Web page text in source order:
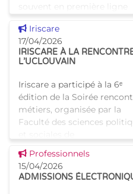
un enfant ou une famille a
besoin d’un s
Voir cette news
Iriscare
17/04/2026
IRISCARE À LA
L’UCLOUVAIN
Iriscare a participé à la 6ᵉ
édition de la Soirée
métiers, organisée par la
Faculté des sciences
l’UCLouvain.Cette rencontre
permis de présenter aux
Voir cette news
Professionnels
15/04/2026
ADMISSIONS